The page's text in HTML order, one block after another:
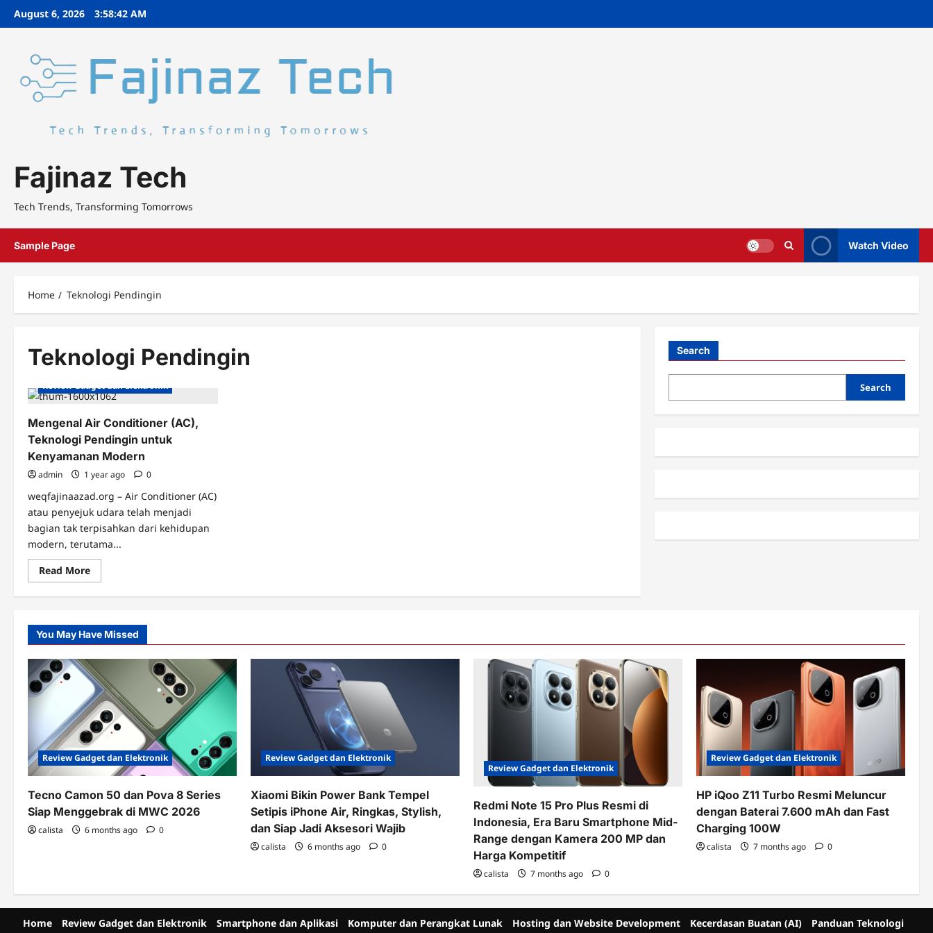
SkipAugust 6, 2026 3:58:42 AM
Fajinaz Tech
Tech Trends, Transforming Tomorrows
Sample Page Watch Video
Home Teknologi Pendingin
Teknologi Pendingin
Review Gadget dan Elektronik
Mengenal Air Conditioner (AC),
Teknologi Pendingin untuk
Kenyamanan Modern
admin 1 year ago 0
weqfajinaazad.org – Air Conditioner (AC)
atau penyejuk udara telah menjadi
bagian tak terpisahkan dari kehidupan
modern, terutama...
Read MoreRead
more
Mengenal
(AC),
Teknologi
Pendingin
untuk
Kenyamanan
Modern
Search
Search
You May Have Missed
Review Gadget dan Elektronik
Tecno Camon 50 dan Pova 8 Series
Siap Menggebrak di MWC 2026
calista 6 months ago 0
Review Gadget dan Elektronik
Xiaomi Bikin Power Bank Tempel
Setipis iPhone Air, Ringkas, Stylish,
dan Siap Jadi Aksesori Wajib
calista 6 months ago 0
Review Gadget dan Elektronik
Redmi Note 15 Pro Plus Resmi di
Indonesia, Era Baru Smartphone Mid-
Range dengan Kamera 200 MP dan
Harga Kompetitif
calista 7 months ago 0
Review Gadget dan Elektronik
HP iQoo Z11 Turbo Resmi Meluncur
dengan Baterai 7.600 mAh dan Fast
Charging 100W
calista 7 months ago 0
Home Review Gadget dan Elektronik Smartphone dan Aplikasi Komputer dan Perangkat Lunak Hosting dan Website Development Kecerdasan Buatan (AI) Panduan Teknologi